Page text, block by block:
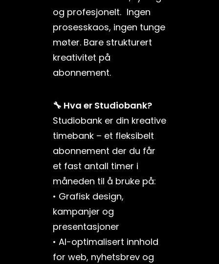
og profesjonelt. Ingen
prosesskaos, ingen tunge
møter. Bare strukturert
kreativitet på
abonnement.
🔧 Hva er Studiobank?
Studiobank er din kreative
timebank – et fleksibelt
abonnement der du får
et fast antall timer i
måneden til å bruke på:
• Grafisk design,
kampanjer og
presentasjoner
• AI-optimalisert innhold
for web, nyhetsbrev og